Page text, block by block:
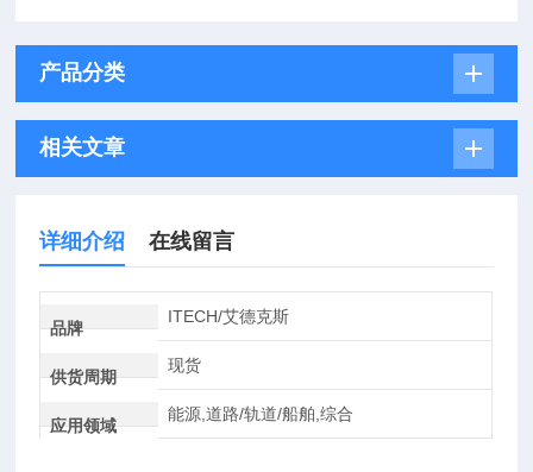
产品分类
相关文章
详细介绍 在线留言
品牌
ITECH/艾德克斯
供货周期
现货
应用领域
能源,道路/轨道/船舶,综合